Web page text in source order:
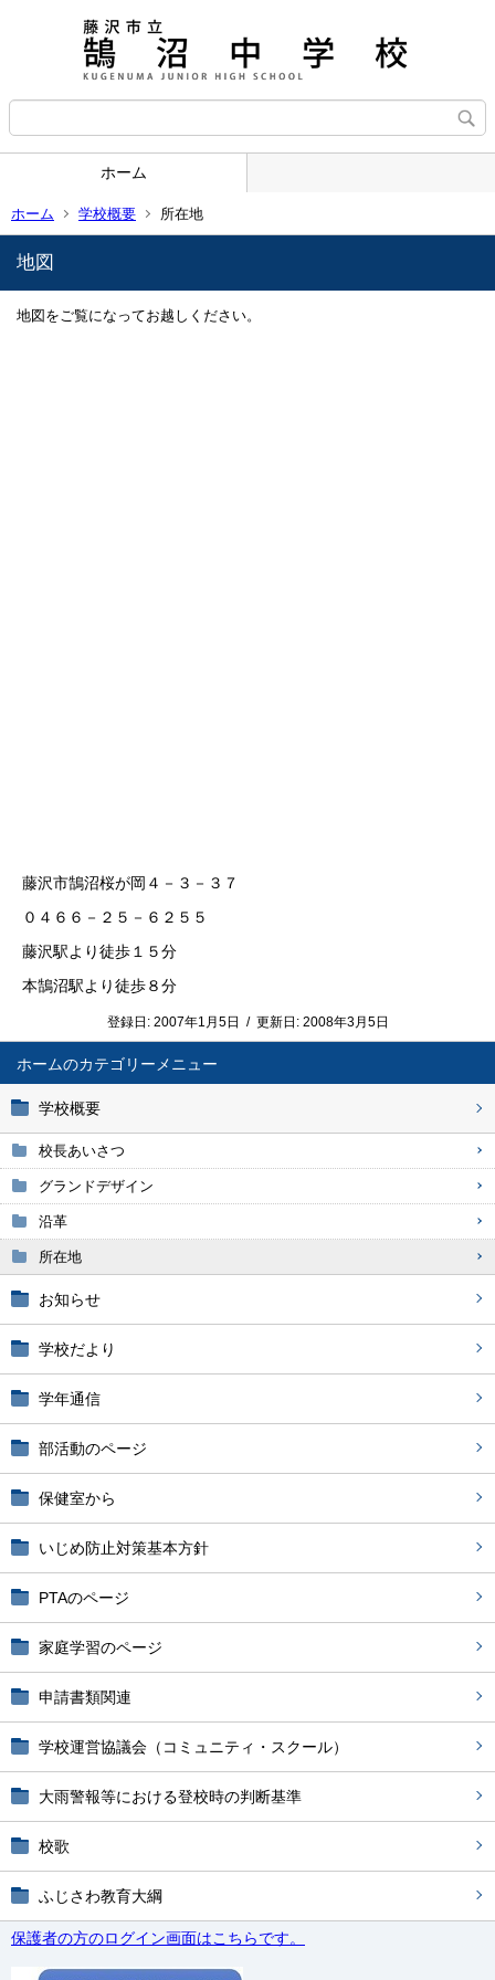
ホーム
ホーム 学校概要 所在地
ホーム
学校概要
校長あいさつ
グランドデザイン
沿革
所在地
お知らせ
学校だより
学年通信
部活動のページ
保健室から
いじめ防止対策基本方針
PTAのページ
家庭学習のページ
申請書類関連
学校運営協議会（コミュニティ・スクール）
大雨警報等における登校時の判断基準
校歌
ふじさわ教育大綱
保護者の方のログイン画面はこちらです。
地図
地図をご覧になってお越しください。
藤沢市鵠沼桜が岡４－３－３７
０４６６－２５－６２５５
藤沢駅より徒歩１５分
本鵠沼駅より徒歩８分
登録日: 2007年1月5日 / 更新日: 2008年3月5日